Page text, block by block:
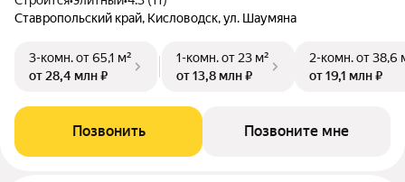
Ставропольский край, Кисловодск, ул. Шаумяна
3-комн.от 65,1 м²
от 28,4 млн ₽
1-комн.от 23 м²
от 13,8 млн ₽
2-комн.от 38,6
от 19,1 млн ₽
Позвонить Позвоните мне